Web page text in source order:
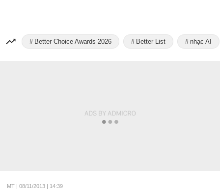
Better Choice Awards 2026 Better List nhạc AI
MT | 08/11/2013 | 14:39